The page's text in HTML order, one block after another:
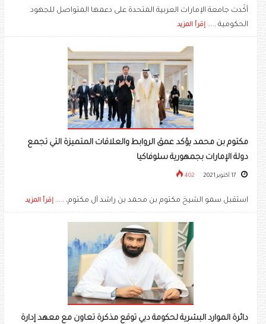
أكّدت جامعة الإمارات العربية المتحدة على دعمها المتواصل للجهود
الحكومية ..... إقرأ المزيد
مكتوم بن محمد يؤكد عمق الروابط والعلاقات المتميزة التي تجمع
دولة الإمارات بجمهورية سلوفاكيا
402
استقبل سمو الشيخ مكتوم بن محمد بن راشد آل مكتوم، ..... إقرأ المزيد
دائرة الموارد البشرية لحكومة دبي توقع مذكرة تعاون مع معهد إدارة